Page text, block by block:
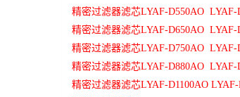
精密过滤器滤芯LYAF-D550AO
精密过滤器滤芯LYAF-D650AO
精密过滤器滤芯LYAF-D750AO
精密过滤器滤芯LYAF-D880AO
精密过滤器滤芯LYAF-D1100AO